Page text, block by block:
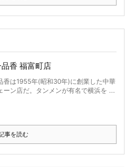
香 福富町店
香は1955年(昭和30年)に創業した中華
ーン店だ。タンメンが有名で横浜を ...
事を読む